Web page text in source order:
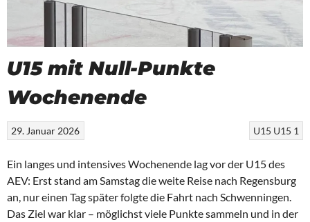
U15 mit Null-Punkte
Wochenende
U15 U15 1
29. Januar 2026
Ein langes und intensives Wochenende lag vor der U15 des
AEV: Erst stand am Samstag die weite Reise nach Regensburg
an, nur einen Tag später folgte die Fahrt nach Schwenningen.
Das Ziel war klar – möglichst viele Punkte sammeln und in der